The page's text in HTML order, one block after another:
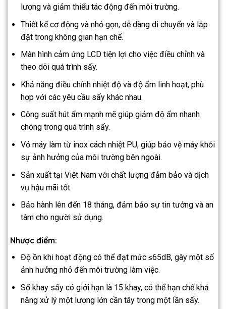
lượng và giảm thiểu tác động đến môi trường.
Thiết kế cơ động và nhỏ gọn, dễ dàng di chuyển và lắp
đặt trong không gian hạn chế.
Màn hình cảm ứng LCD tiện lợi cho việc điều chỉnh và
theo dõi quá trình sấy.
Khả năng điều chỉnh nhiệt độ và độ ẩm linh hoạt, phù
hợp với các yêu cầu sấy khác nhau.
Công suất hút ẩm mạnh mẽ giúp giảm độ ẩm nhanh
chóng trong quá trình sấy.
Vỏ máy làm từ inox cách nhiệt PU, giúp bảo vệ máy khỏi
sự ảnh hưởng của môi trường bên ngoài.
Sản xuất tại Việt Nam với chất lượng đảm bảo và dịch
vụ hậu mãi tốt.
Bảo hành lên đến 18 tháng, đảm bảo sự tin tưởng và an
tâm cho người sử dụng.
Nhược điểm:
Độ ồn khi hoạt động có thể đạt mức ≤65dB, gây một số
ảnh hưởng nhỏ đến môi trường làm việc.
Số khay sấy có giới hạn là 15 khay, có thể hạn chế khả
năng xử lý một lượng lớn cần tây trong một lần sấy.